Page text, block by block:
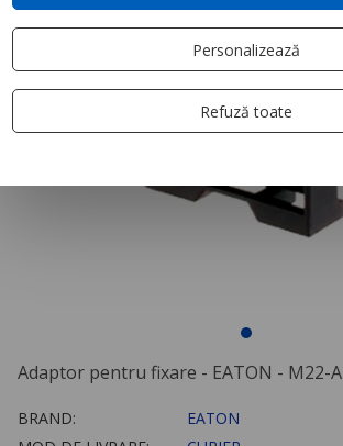
Adaptor pentru fixare - EATON - M22-A
BRAND:
EATON
Personalizează
Refuză toate